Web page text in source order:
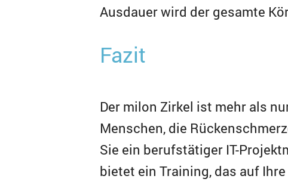
Ausdauer wird der gesamte
Fazit
Der milon Zirkel ist mehr als
Menschen, die
Sie ein berufstätiger IT-
bietet ein Training, das auf